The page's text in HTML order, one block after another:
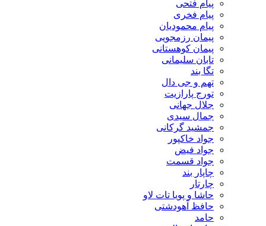
پیام فتحی
پیام فخری
پیام محمودیان
پیمان رزمجویی
پیمان کوهستانی
تابان سلیمانی
تگا بند
تهم و جی دال
تورج پارازیت
جلال جهانی
جمال سیدی
جمشید گرکانی
جواد خاکپور
جواد فیض
جواد قسمت
چاپار بند
چارتار
حاشا و پویا تات لاو
حافظ آهودشتی
حامد